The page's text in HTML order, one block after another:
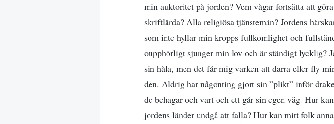
min auktoritet på jorden? Vem vågar fortsätta att
skriftlärda? Alla religiösa tjänstemän? Jordens
som inte hyllar min kropps fullkomlighet och
oupphörligt sjunger min lov och är ständigt lycklig?
sin håla, men det får mig varken att darra eller fly
den. Aldrig har någonting gjort sin ”plikt” inför
de behagar och vart och ett går sin egen väg. Hur
jordens länder undgå att falla? Hur kan mitt folk